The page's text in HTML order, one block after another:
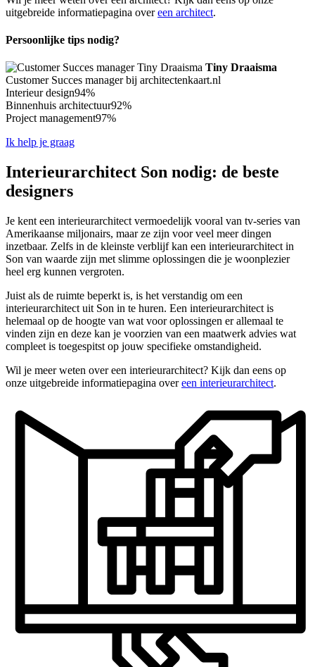
uitgebreide informatiepagina overeen architect.
Persoonlijke tips nodig?
Tiny Draaisma
Customer Succes manager bij architectenkaart.nl
Interieur design94%
Binnenhuis architectuur92%
Project management97%
Ik help je graag
Interieurarchitect Son nodig: de beste
designers
Je kent een interieurarchitect vermoedelijk vooral van tv-series van
Amerikaanse miljonairs, maar ze zijn voor veel meer dingen
inzetbaar. Zelfs in de kleinste verblijf kan een interieurarchitect in
Son van waarde zijn met slimme oplossingen die je woonplezier
heel erg kunnen vergroten.
Juist als de ruimte beperkt is, is het verstandig om een
interieurarchitect uit Son in te huren. Een interieurarchitect is
helemaal op de hoogte van wat voor oplossingen er allemaal te
vinden zijn en deze kan je voorzien van een maatwerk advies wat
compleet is toegespitst op jouw specifieke omstandigheid.
Wil je meer weten over een interieurarchitect? Kijk dan eens op
onze uitgebreide informatiepagina overeen interieurarchitect.